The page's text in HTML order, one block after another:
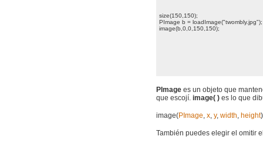
size(150,150);
PImage b = loadImage("twombly.jpg");
image(b,0,0,150,150);
PImage es un objeto que
que escojí. image( ) es lo que
image(PImage, x, y, width, height
También puedes elegir el omitir